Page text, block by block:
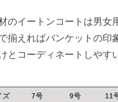
のイートンコートは男女
揃えればバンケットの印
とコーディネートしやす
ズ 7号 9号 11